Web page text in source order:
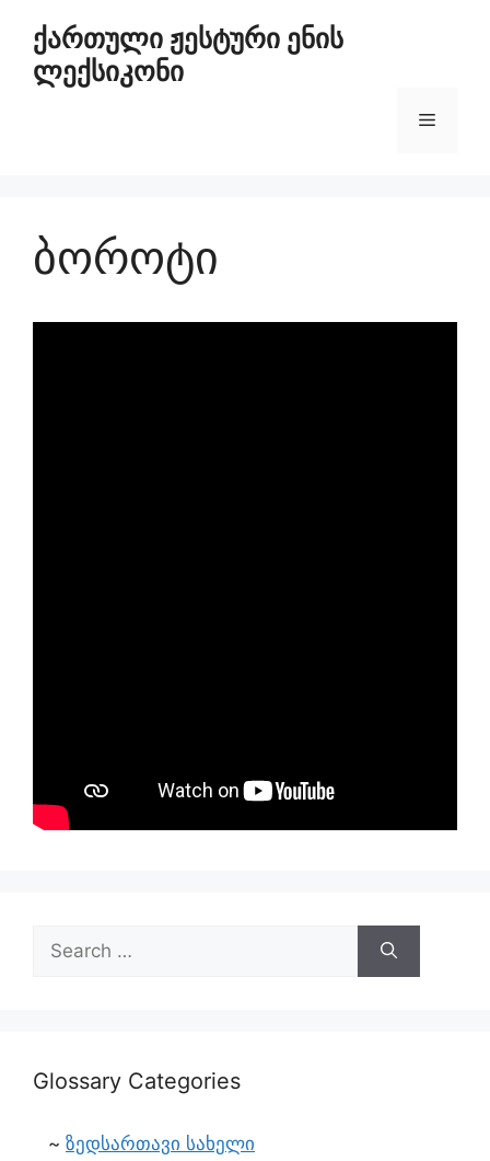
ქართული ჟესტური ენის
ლექსიკონი
ბოროტი
Glossary Categories
ზედსართავი სახელი